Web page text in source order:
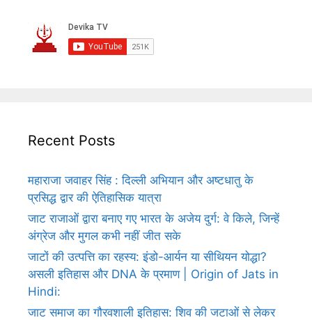
Recent Posts
महाराजा जवाहर सिंह : दिल्ली अभियान और अष्टधातु के
प्रसिद्ध द्वार की ऐतिहासिक यात्रा
जाट राजाओं द्वारा बनाए गए भारत के अजेय दुर्ग: वे किले, जिन्हें
अंग्रेज और मुगल कभी नहीं जीत सके
जाटों की उत्पत्ति का रहस्य: इंडो-आर्यन या सीथियन योद्धा?
असली इतिहास और DNA के प्रमाण | Origin of Jats in
Hindi:
जाट समाज का गौरवशाली इतिहास: शिव की जटाओं से लेकर